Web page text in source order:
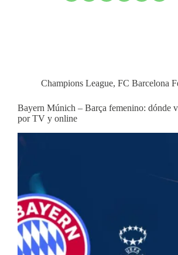
Champions League, FC Barcelona
Bayern Múnich – Barça femenino: dónde
por TV y online